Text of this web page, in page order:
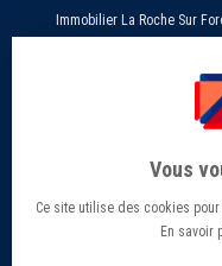
Immobilier La Roche Sur
Nos agences 4807
Barème Transaction
Vous
Ce site utilise des cookies
En savoir